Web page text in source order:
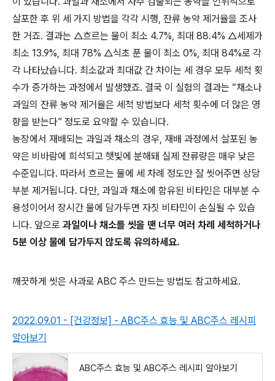
살포한 후 위 세 가지 방법을 각각 시행, 잔류 농약 제거율을 조사
한 거죠. 결과는 △흐르는 물이 최소 4.7%, 최대 88.4% △세제가
최소 13.9%, 최대 78% △식초 푼 물이 최소 0%, 최대 84%로 각
각 나타났습니다. 최소값과 최대값 간 차이는 세 경우 모두 세척 횟
수가 증가하는 과정에서 발생했죠. 결국 이 실험의 결과는 “채소나
과일의 잔류 농약 제거율은 세척 방법보다 세척 횟수에 더 많은 영
향을 받는다” 정도로 요약할 수 있습니다.
농장에서 재배되는 과일과 채소의 경우, 재배 과정에서 살포된 농
약은 비바람에 희석되고 햇빛에 분해돼 실제 잔류량은 매우 낮은
수준입니다. 따라서 흐르는 물에 세 차례 정도만 잘 씻어주면 상당
부분 제거됩니다. 다만, 과일과 채소에 함유된 비타민은 대부분 수
용성이어서 장시간 물에 담가두면 자칫 비타민이 손실될 수 있습
니다. 앞으로 과일이나 채소를 씻을 땐 너무 여러 차례 세척하거나
5분 이상 물에 담가두지 않도록 유의하세요.
깨끗하게 씻은 사과로 ABC 주스 만드는 방법도 참고하세요.
2022.09.01 - [건강정보] - ABC주스 효능 및 ABC주스 레시피
알아보기
ABC주스 효능 및 ABC주스 레시피 알아보기